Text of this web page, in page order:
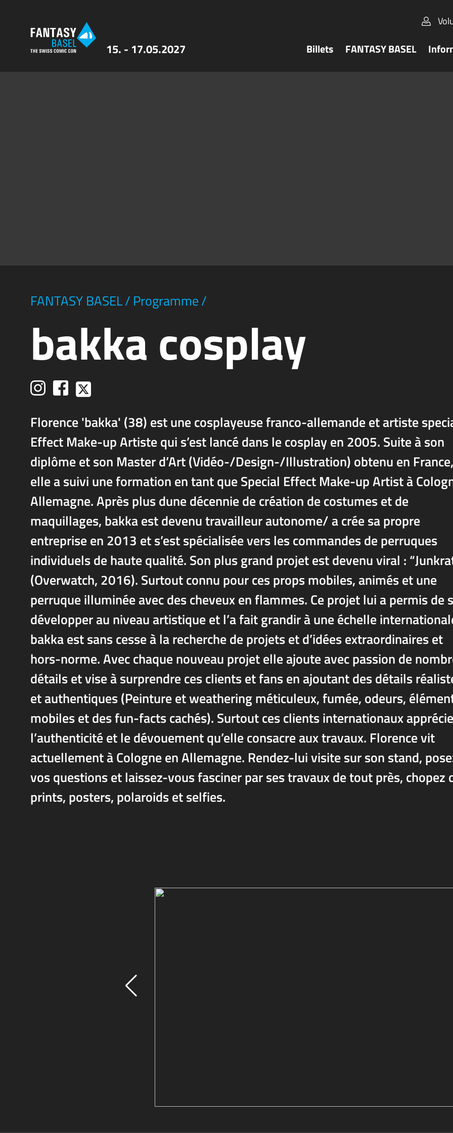
15. - 17.05.2027 Billets FANTASY BASEL
FANTASY BASEL/ Programme/
bakka cosplay
Florence 'bakka' (38) est une cosplayeuse franco-allemande et artiste
Effect Make-up Artiste qui s’est lancé dans le cosplay en 2005. Suite à son
diplôme et son Master d’Art (Vidéo-/Design-/Illustration) obtenu en France,
elle a suivi une formation en tant que Special Effect Make-up Artist à
Allemagne. Après plus dune décennie de création de costumes et de
maquillages, bakka est devenu travailleur autonome/ a crée sa propre
entreprise en 2013 et s’est spécialisée vers les commandes de perruques
individuels de haute qualité. Son plus grand projet est devenu viral :
(Overwatch, 2016). Surtout connu pour ces props mobiles, animés et une
perruque illuminée avec des cheveux en flammes. Ce projet lui a permis de
développer au niveau artistique et l’a fait grandir à une échelle
bakka est sans cesse à la recherche de projets et d’idées extraordinaires et
hors-norme. Avec chaque nouveau projet elle ajoute avec passion de
détails et vise à surprendre ces clients et fans en ajoutant des détails
et authentiques (Peinture et weathering méticuleux, fumée, odeurs,
mobiles et des fun-facts cachés). Surtout ces clients internationaux
l’authenticité et le dévouement qu’elle consacre aux travaux. Florence vit
actuellement à Cologne en Allemagne. Rendez-lui visite sur son stand,
vos questions et laissez-vous fasciner par ses travaux de tout près, chopez
prints, posters, polaroids et selfies.